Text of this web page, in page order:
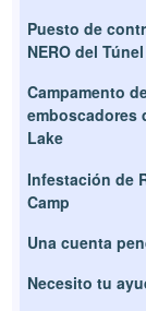
Puesto de
NERO del
Campamento
emboscadores
Lake
Infestación de
Camp
Una cuenta
Necesito tu